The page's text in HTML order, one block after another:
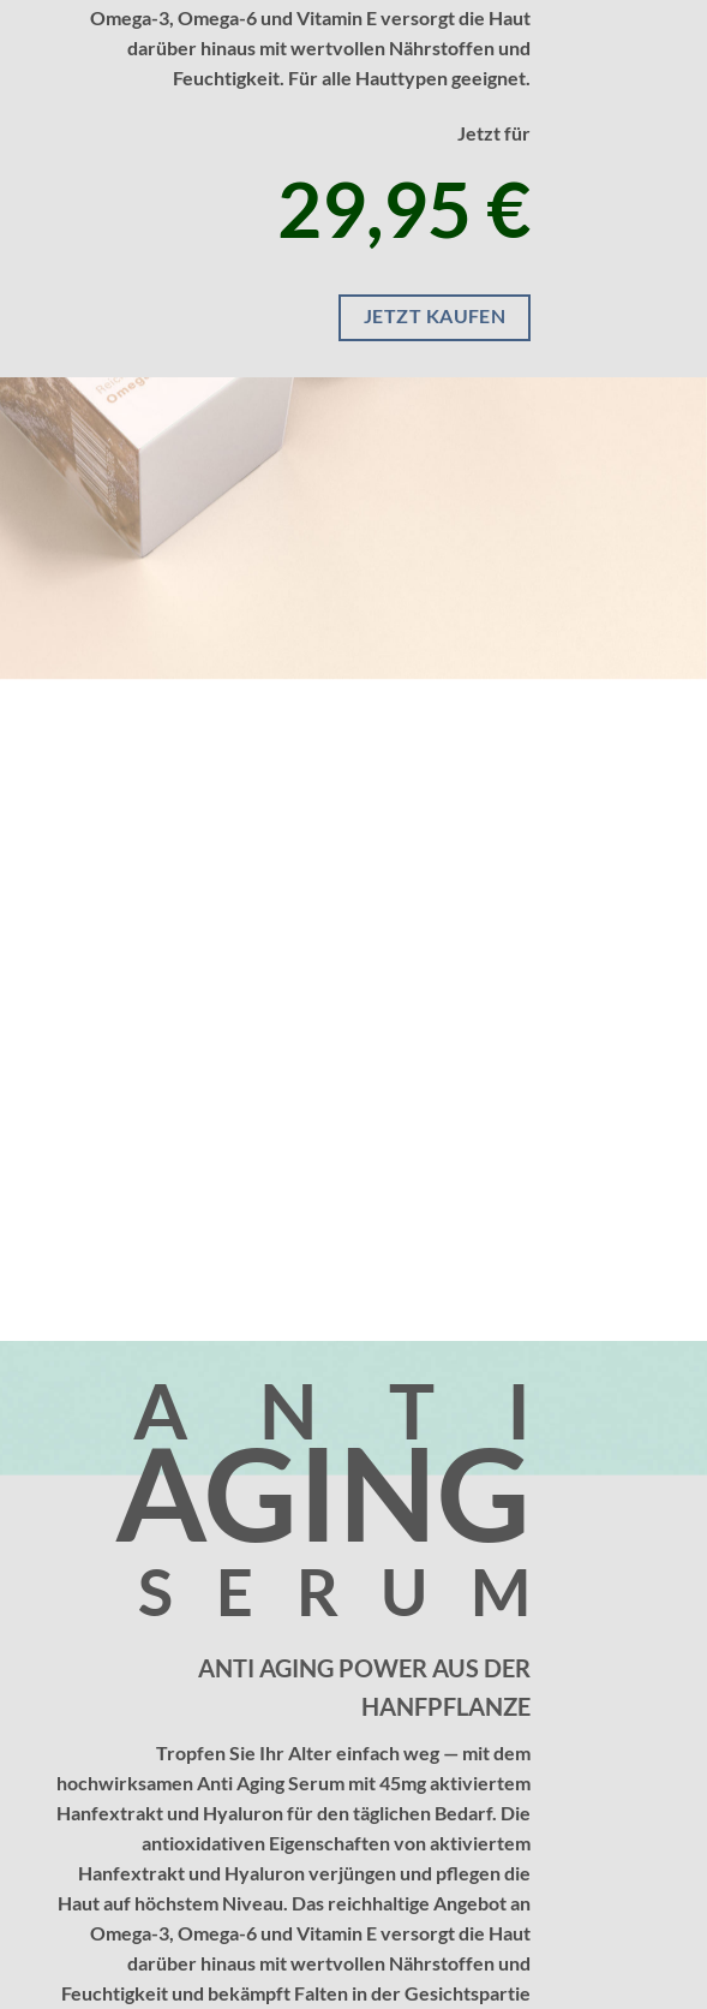
Omega-3, Omega-6 und Vitamin E versorgt die Haut
darüber hinaus mit wertvollen Nährstoffen und
Feuchtigkeit. Für alle Hauttypen geeignet.
Jetzt für
29,95 €
JETZT KAUFEN
ANT I
AGING
SERU M
ANTI AGING POWER AUS DER
HANFPFLANZE
Tropfen Sie Ihr Alter einfach weg — mit dem
hochwirksamen Anti Aging Serum mit 45mg aktiviertem
Hanfextrakt und Hyaluron für den täglichen Bedarf. Die
antioxidativen Eigenschaften von aktiviertem
Hanfextrakt und Hyaluron verjüngen und pflegen die
Haut auf höchstem Niveau. Das reichhaltige Angebot an
Omega-3, Omega-6 und Vitamin E versorgt die Haut
darüber hinaus mit wertvollen Nährstoffen und
Feuchtigkeit und bekämpft Falten in der Gesichtspartie